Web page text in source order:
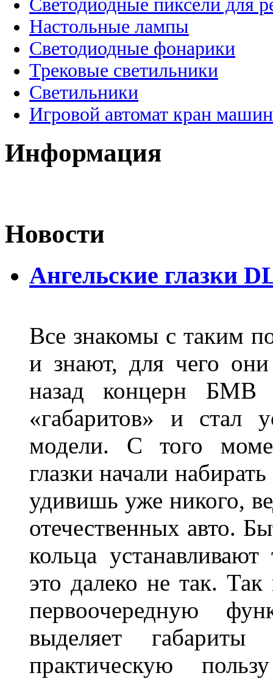
Светодиодные пиксели для
Настольные лампы
Светодиодные фонарики
Трековые светильники
Светильники
Игровой автомат кран
Информация
Новости
Ангельские глазки
Все знакомы с таким
и знают, для чего
назад концерн БМВ
«габаритов» и стал
модели. С того
глазки начали
удивишь уже никого,
отечественных авто.
кольца
это далеко не так. Так
первоочередную
выделяет
практическую